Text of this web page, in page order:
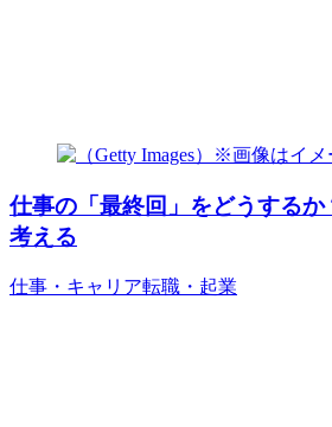
仕事の「最終回」をどうする
考える
仕事・キャリア転職・起業